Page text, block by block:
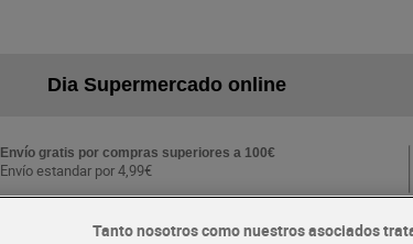
Dia Supermercado online
Envío gratis por compras superiores a 100€
Envío estandar por 4,99€
Tanto nosotros como nuestros asociados